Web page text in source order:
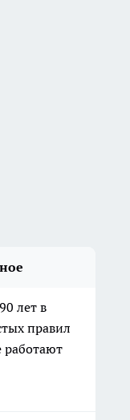
лет в
правил
работают